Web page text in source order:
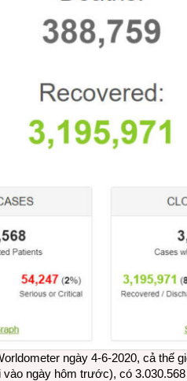
ngày 4-6-2020, cả thế
ngày hôm trước), có